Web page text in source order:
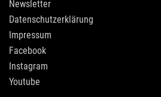
Newsletter
Datenschutzerklärung
Impressum
Facebook
Instagram
Youtube